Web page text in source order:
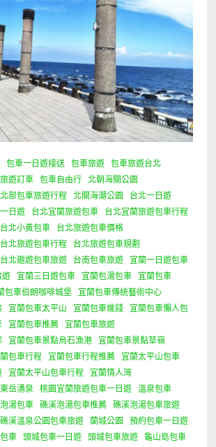
包車一日遊接送 包車旅遊
包車旅遊台北
遊訂車 包車自由行
北朝海關公園
北部包車旅遊行程 北關海潮公園
台北一日遊
日遊 台北宜蘭旅遊包車
台北宜蘭旅遊包車行程
台北小黃包車
台北旅遊包車價格
台北旅遊包車行程
台北旅遊包車規劃
台北遨遊包車旅遊 台南包車旅遊
宜蘭一日遊包車
遊
宜蘭三日遊包車 宜蘭包湯包車
宜蘭包車
包車伯朗咖啡城堡
宜蘭包車傳統藝術中心
宜蘭包車太平山 宜蘭包車幾錢
宜蘭包車懶人包
宜蘭包車推薦
宜蘭包車旅遊
宜蘭包車景點烏石漁港
宜蘭包車景點草嶺
包車行程 宜蘭包車行程推薦
宜蘭太平山包車
宜蘭太平山包車行程
宜蘭情人灣
東岳湧泉 桃園宜蘭旅遊包車一日遊
溫泉包車
湯包車 礁溪泡湯包車推薦
礁溪泡湯包車旅遊
礁溪溫泉公園包車旅遊 蘭城公園
預約包車一日遊
車 頭城包車一日遊 頭城包車旅遊
龜山島包車